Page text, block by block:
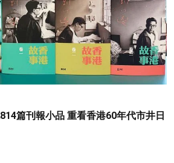
篇刊報小品 重看香港60年代市井日